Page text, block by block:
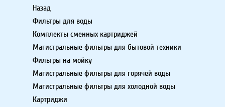
Назад
Фильтры для воды
Комплекты сменных картриджей
Магистральные фильтры для бытовой техники
Фильтры на мойку
Магистральные фильтры для горячей воды
Магистральные фильтры для холодной воды
Картриджи